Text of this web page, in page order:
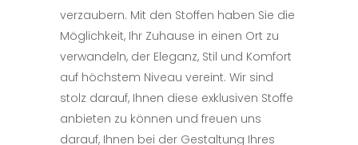
verzaubern. Mit den Stoffen haben Sie die
Möglichkeit, Ihr Zuhause in einen Ort zu
verwandeln, der Eleganz, Stil und Komfort
auf höchstem Niveau vereint. Wir sind
stolz darauf, Ihnen diese exklusiven Stoffe
anbieten zu können und freuen uns
darauf, Ihnen bei der Gestaltung Ihres